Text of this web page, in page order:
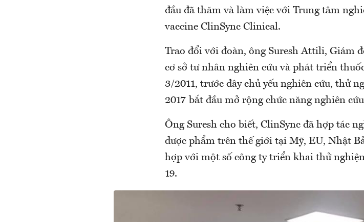
đầu đã thăm và làm việc với Trung tâm
vaccine ClinSync Clinical.
Trao đổi với đoàn, ông Suresh Attili, Giám
cơ sở tư nhân nghiên cứu và phát triển
3/2011, trước đây chủ yếu nghiên cứu, thử
2017 bắt đầu mở rộng chức năng nghiên
Ông Suresh cho biết, ClinSync đã hợp tác
dược phẩm trên thế giới tại Mỹ, EU, Nhật
hợp với một số công ty triển khai thử
19.